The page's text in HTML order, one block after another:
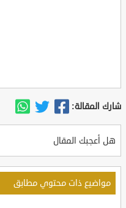
شارك المقالة:
هل أعجبك المقال
مواضيع ذات محتوي مطابق